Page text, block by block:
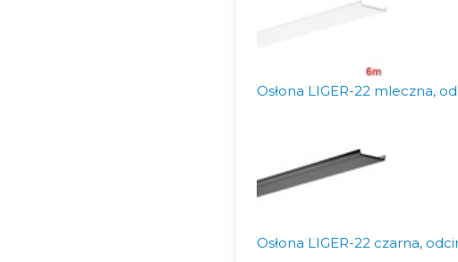
Osłona LIGER-22 mleczna,
Osłona LIGER-22 czarna,